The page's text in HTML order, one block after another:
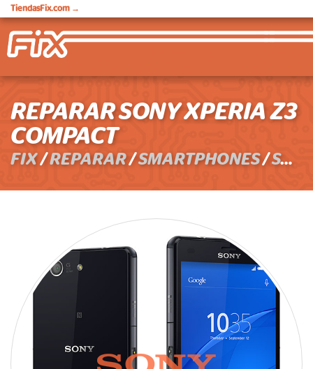
TiendasFix.com →
REPARAR SONY XPERIA Z3
COMPACT
FIX/REPARAR/SMARTPHONES/SONY